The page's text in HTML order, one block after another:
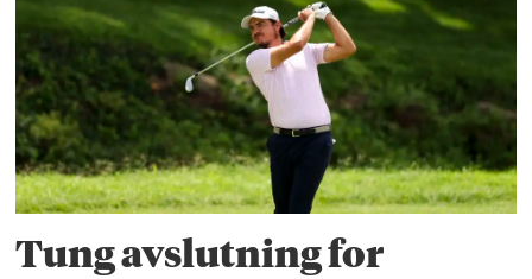
Tung avslutning for